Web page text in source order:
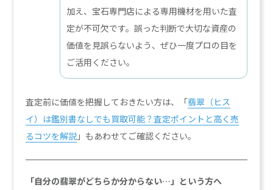
加え、宝石専門店による専用機材を用いた査
定が不可欠です。誤った判断で大切な資産の
価値を見誤らないよう、ぜひ一度プロの目を
ご活用ください。
査定前に価値を把握しておきたい方は、「翡翠（ヒス
イ）は鑑別書なしでも買取可能？査定ポイントと高く売
るコツを解説 」もあわせてご確認ください。
「自分の翡翠がどちらか分からない…」という方へ